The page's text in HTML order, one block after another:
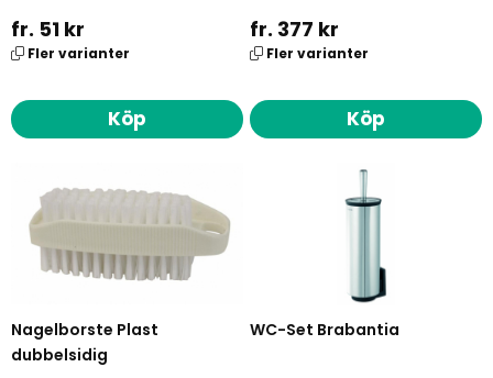
fr. 51 kr
Fler varianter
Köp
fr. 377 kr
Fler varianter
Köp
Nagelborste Plast
dubbelsidig
WC-Set Brabantia